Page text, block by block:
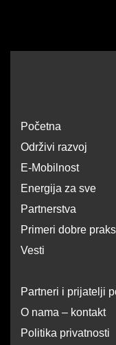
Početna
Održivi razvoj
E-Mobilnost
Energija za sve
Partnerstva
Primeri dobre
Vesti
Partneri i prijatelji
O nama – kontakt
Politika privatnosti